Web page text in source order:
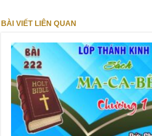
BÀI VIẾT LIÊN QUAN